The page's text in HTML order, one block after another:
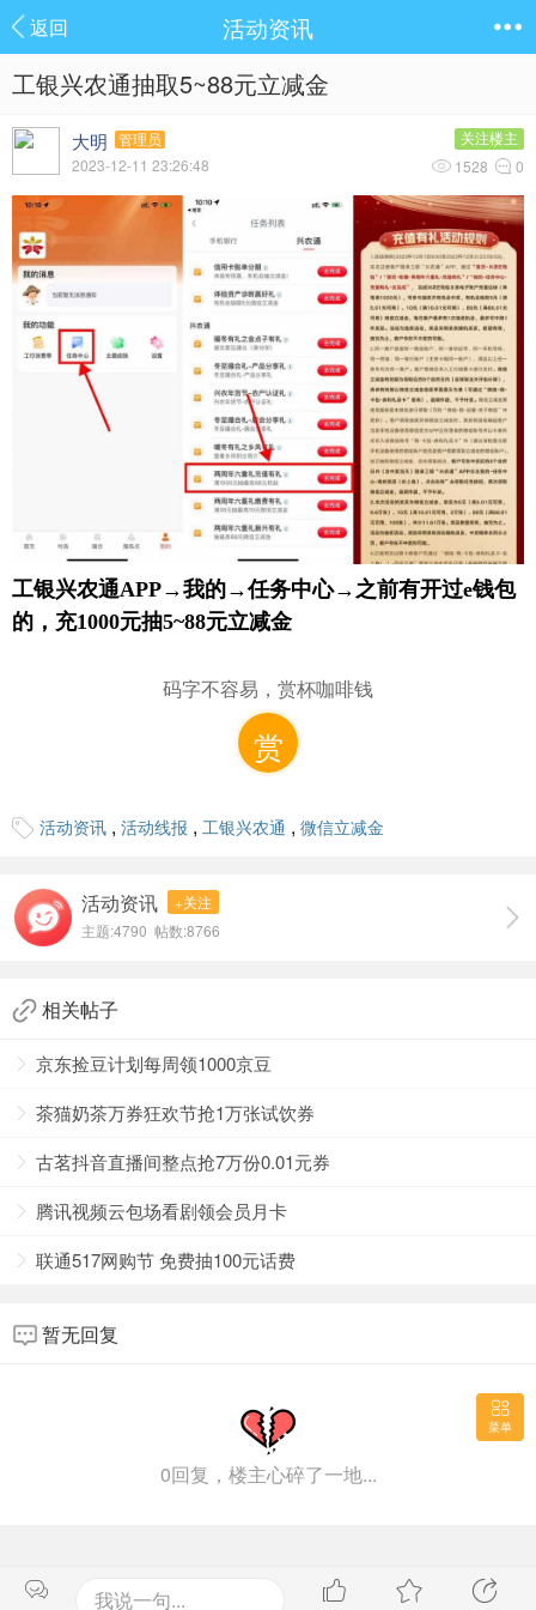
返回 活动资讯
工银兴农通抽取5~88元立减金
大明 管理员
2023-12-11 23:26:48
关注楼主
1528 0
工银兴农通APP→我的→任务中心→之前有开过e钱包
的，充1000元抽5~88元立减金
码字不容易，赏杯咖啡钱
赏
活动资讯 , 活动线报 , 工银兴农通 , 微信立减金
活动资讯
+关注
主题:4790 帖数:8766
相关帖子
京东捡豆计划每周领1000京豆
茶猫奶茶万券狂欢节抢1万张试饮券
古茗抖音直播间整点抢7万份0.01元券
腾讯视频云包场看剧领会员月卡
联通517网购节 免费抽100元话费
暂无回复
0回复，楼主心碎了一地...
我说一句...
菜单